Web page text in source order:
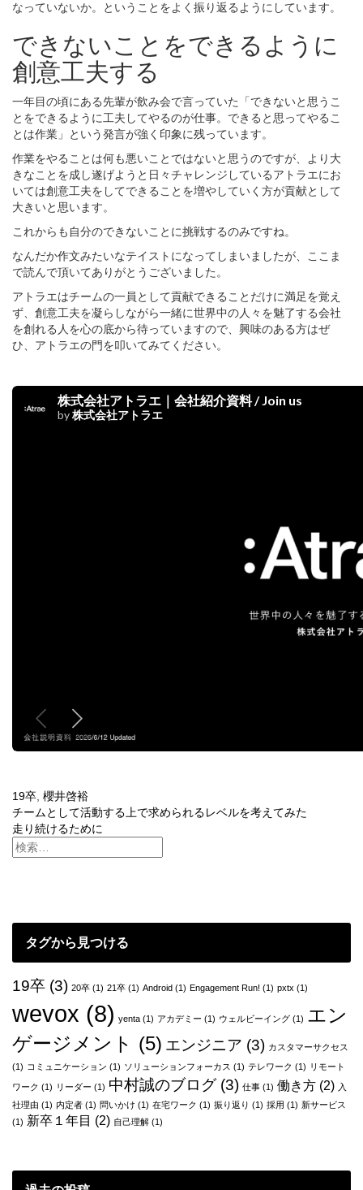
なっていないか。ということをよく振り返るようにしています。
できないことをできるように
創意工夫する
一年目の頃にある先輩が飲み会で言っていた「できないと思うこ
とをできるように工夫してやるのが仕事。できると思ってやるこ
とは作業」という発言が強く印象に残っています。
作業をやることは何も悪いことではないと思うのですが、より大
きなことを成し遂げようと日々チャレンジしているアトラエにお
いては創意工夫をしてできることを増やしていく方が貢献として
大きいと思います。
これからも自分のできないことに挑戦するのみですね。
なんだか作文みたいなテイストになってしまいましたが、ここま
で読んで頂いてありがとうございました。
アトラエはチームの一員として貢献できることだけに満足を覚え
ず、創意工夫を凝らしながら一緒に世界中の人々を魅了する会社
を創れる人を心の底から待っていますので、興味のある方はぜ
ひ、アトラエの門を叩いてみてください。
19卒 櫻井啓裕
投
稿
ゲ
ー
シ
ョ
ン
チームとして活動する上で求められるレベルを考えてみた
走り続けるために
タグから見つける
19卒 (3) 20卒 (1) 21卒 (1) Android (1) Engagement Run! (1) pxtx (1)
wevox (8) yenta (1) アカデミー (1) ウェルビーイング (1) エン
ゲージメント (5) エンジニア (3) カスタマーサクセス
(1) コミュニケーション (1) ソリューションフォーカス (1) テレワーク (1) リモート
ワーク (1) リーダー (1) 中村誠のブログ(3) 仕事 (1) 働き方 (2) 入
社理由 (1) 内定者 (1) 問いかけ (1) 在宅ワーク (1) 振り返り (1) 採用 (1) 新サービス
(1) 新卒１年目 (2) 自己理解 (1)